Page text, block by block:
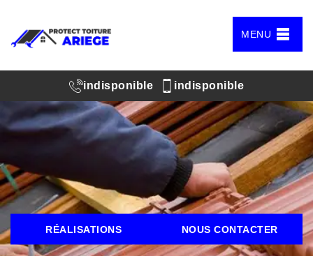
MENU
indisponible indisponible
RÉALISATIONS NOUS CONTACTER